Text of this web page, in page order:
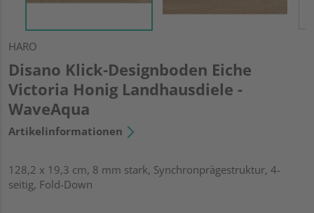
HARO
Disano Klick-Designboden Eiche
Victoria Honig Landhausdiele -
WaveAqua
Artikelinformationen
128,2 x 19,3 cm, 8 mm stark, Synchronprägestruktur, 4-
seitig, Fold-Down